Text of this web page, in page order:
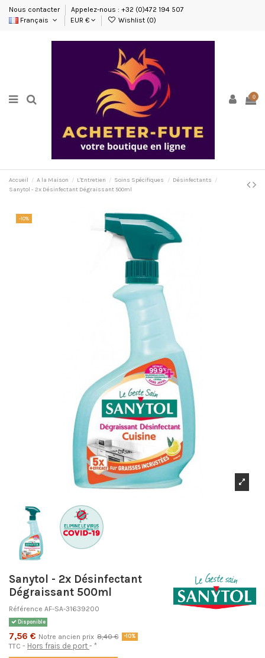
Nous contacter
Appelez-nous : +32 (0)472 194 507
Français
EUR € Wishlist (0)
0
Accueil A la Maison L'Entretien Soins Spécifiques
Désinfectants
Sanytol - 2x Désinfectant Dégraissant 500ml
-10%
Sanytol - 2x Désinfectant
Dégraissant 500ml
Référence AF-SA-31639200
Disponible
7,56 € Notre ancien prix 8,40 € -10%
TTC Hors frais de port *